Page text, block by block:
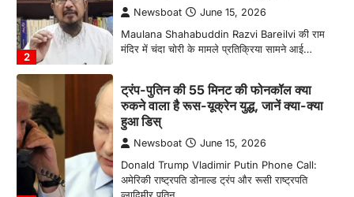
3
Newsboat June 15, 2026
Donald Trump Vladimir Putin Phone Call:
अमेरिकी राष्ट्रपति डोनाल्ड ट्रंप और रूसी राष्ट्रपति
पाकिस्तान के खिलाफ 68 रन की शानदार पारी
के बावजूद स्मृति मंधाना से छिन गया प्लेयर ऑफ
द मैच
स्मृति मंधाना ने 68 रन की शानदार पारी खेलकर भारत को